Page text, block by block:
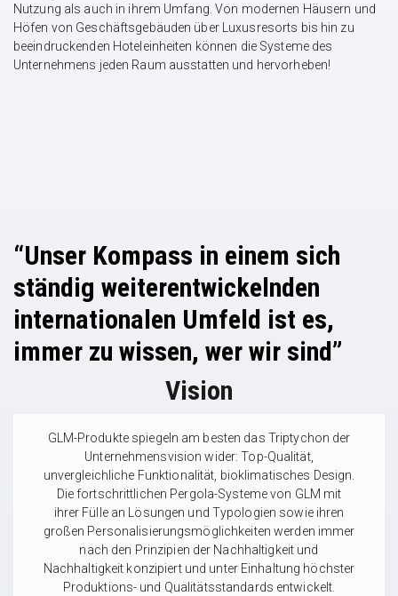
Nutzung als auch in ihrem Umfang. Von modernen Häusern und
Höfen von Geschäftsgebäuden über Luxusresorts bis hin zu
beeindruckenden Hoteleinheiten können die Systeme des
Unternehmens jeden Raum ausstatten und hervorheben!
“Unser Kompass in einem sich
ständig weiterentwickelnden
internationalen Umfeld ist es,
immer zu wissen, wer wir sind”
Vision
GLM-Produkte spiegeln am besten das Triptychon der
Unternehmensvision wider: Top-Qualität,
unvergleichliche Funktionalität, bioklimatisches Design.
Die fortschrittlichen Pergola-Systeme von GLM mit
ihrer Fülle an Lösungen und Typologien sowie ihren
großen Personalisierungsmöglichkeiten werden immer
nach den Prinzipien der Nachhaltigkeit und
Nachhaltigkeit konzipiert und unter Einhaltung höchster
Produktions- und Qualitätsstandards entwickelt.